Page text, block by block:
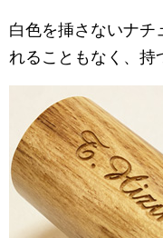
白色を挿さないナチ
れることもなく、持